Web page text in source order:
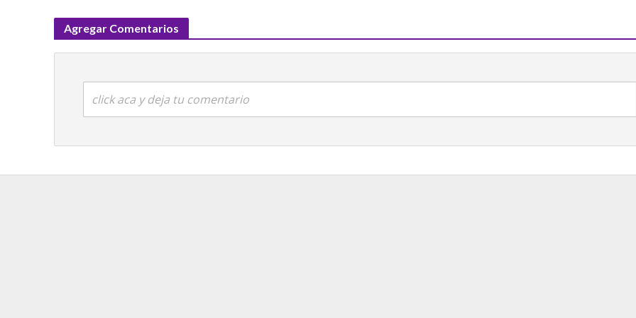
Agregar Comentarios
click aca y deja tu comentario